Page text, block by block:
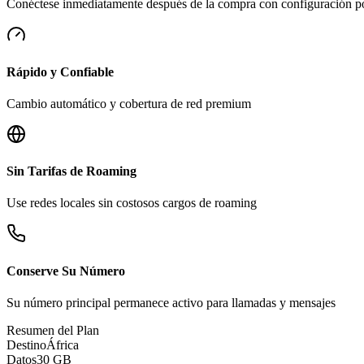
Conéctese inmediatamente después de la compra con configuración
Rápido y Confiable
Cambio automático y cobertura de red premium
Sin Tarifas de Roaming
Use redes locales sin costosos cargos de roaming
Conserve Su Número
Su número principal permanece activo para llamadas y mensajes
Resumen del Plan
DestinoÁfrica
Datos30 GB